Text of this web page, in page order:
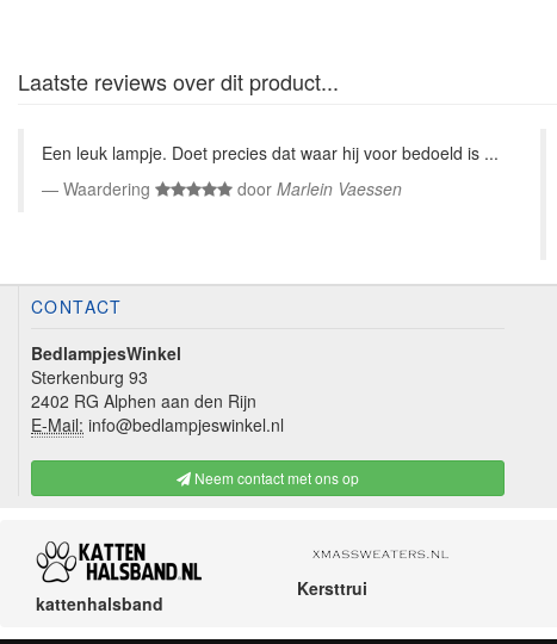
Laatste reviews over dit product...
Een leuk lampje. Doet precies dat waar hij voor bedoeld is ...
Waardering
door Marlein Vaessen
CONTACT
BedlampjesWinkel
Sterkenburg 93
2402 RG Alphen aan den Rijn
E-Mail: info@bedlampjeswinkel.nl
Neem contact met ons op
kattenhalsband
Kersttrui